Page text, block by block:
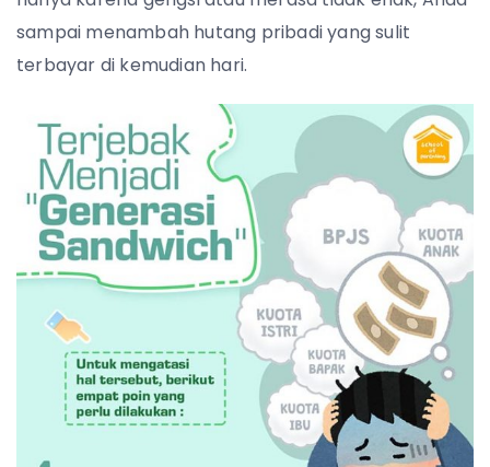
sampai menambah hutang pribadi yang sulit
terbayar di kemudian hari.